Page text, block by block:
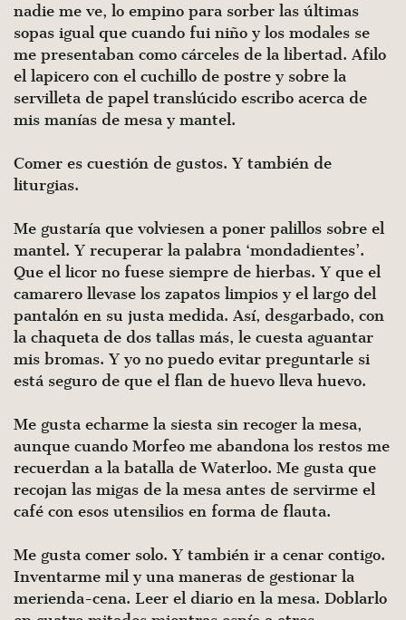
nadie me ve, lo empino para sorber las últimas
sopas igual que cuando fui niño y los modales se
me presentaban como cárceles de la libertad. Afilo
el lapicero con el cuchillo de postre y sobre la
servilleta de papel translúcido escribo acerca de
mis manías de mesa y mantel.
Comer es cuestión de gustos. Y también de
liturgias.
Me gustaría que volviesen a poner palillos sobre el
mantel. Y recuperar la palabra ‘mondadientes’.
Que el licor no fuese siempre de hierbas. Y que el
cama­rero llevase los zapatos limpios y el largo del
pantalón en su justa medida. Así, desgarbado, con
la chaqueta de dos tallas más, le cuesta aguantar
mis bromas. Y yo no puedo evitar preguntarle si
está seguro de que el flan de huevo lleva huevo.
Me gusta echarme la siesta sin recoger la mesa,
aunque cuando Morfeo me abandona los restos me
recuerdan a la ba­talla de Waterloo. Me gusta que
recojan las migas de la mesa antes de servirme el
café con esos utensilios en forma de flauta.
Me gusta comer solo. Y también ir a cenar contigo.
Inventarme mil y una maneras de gestionar la
merienda-cena. Leer el diario en la mesa. Doblarlo